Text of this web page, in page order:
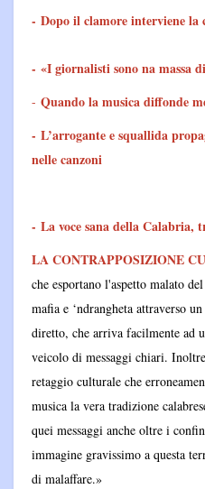
- Dopo il clamore interviene
- «I giornalisti sono na massa
- Quando la musica diffonde
- L’arrogante e squallida
nelle canzoni
- La voce sana della Calabria,
LA CONTRAPPOSIZIONE
che esportano l'aspetto malato
mafia e ‘ndrangheta attraverso
diretto, che arriva facilmente ad
veicolo di messaggi chiari.
retaggio culturale che
musica la vera tradizione
quei messaggi anche oltre i
immagine gravissimo a questa
di malaffare.»